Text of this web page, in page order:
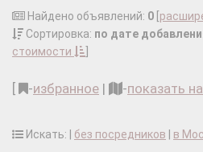
Найдено объявлений: 0
Сортировка: по дате
стоимости
-избранное | -показать
Искать: | без посредников в